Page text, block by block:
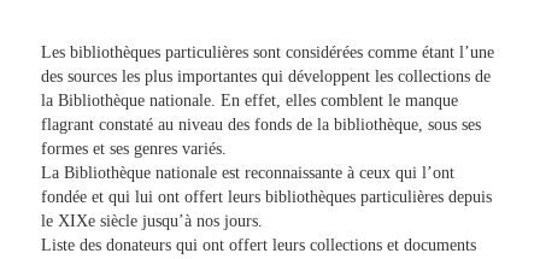
Les bibliothèques particulières sont considérées comme étant l’une
des sources les plus importantes qui développent les collections de
la Bibliothèque nationale. En effet, elles comblent le manque
flagrant constaté au niveau des fonds de la bibliothèque, sous ses
formes et ses genres variés.
La Bibliothèque nationale est reconnaissante à ceux qui l’ont
fondée et qui lui ont offert leurs bibliothèques particulières depuis
le XIXe siècle jusqu’à nos jours.
Liste des donateurs qui ont offert leurs collections et documents